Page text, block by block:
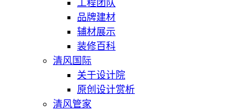
工程团队
品牌建材
辅材展示
装修百科
清风国际
关于设计院
原创设计赏析
清风管家